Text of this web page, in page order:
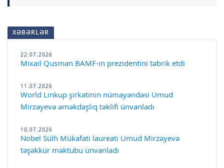
XƏBƏRLƏR
22.07.2026
Mixail Qusman BAMF-ın prezidentini təbrik etdi
11.07.2026
World Linkup şirkətinin nümayəndəsi Umud
Mirzəyevə əməkdaşlıq təklifi ünvanladı
10.07.2026
Nobel Sülh Mükafatı laureatı Umud Mirzəyevə
təşəkkür məktubu ünvanladı